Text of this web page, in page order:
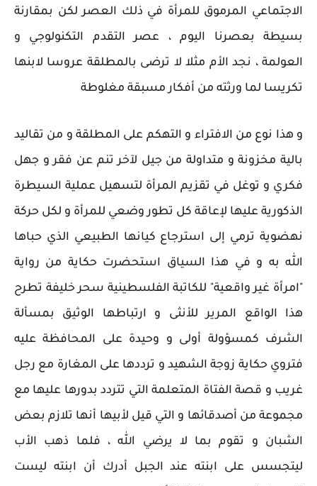
الاجتماعي المرموق للمرأة في ذلك العصر لكن بمقارنة
بسيطة بعصرنا اليوم ، عصر التقدم التكنولوجي و
العولمة ، نجد الأم مثلا لا ترضى بالمطلقة عروسا لابنها
تكريسا لما ورثته من أفكار مسبقة مغلوطة
و هذا نوع من الافتراء و التهكم على المطلقة و من تقاليد
بالية مخزونة و متداولة من جيل لآخر تنم عن فقر و جهل
فكري و توغل في تقزيم المرأة لتسهيل عملية السيطرة
الذكورية عليها لإعاقة كل تطور وضعي للمرأة و لكل حركة
نهضوية ترمي إلى استرجاع كيانها الطبيعي الذي حباها
الله به و في هذا السياق استحضرت حكاية من رواية
"امرأة غير واقعية" للكاتبة الفلسطينية سحر خليفة تطرح
هذا الواقع المرير للأنثى و ارتباطها الوثيق بمسألة
الشرف كمسؤولة أولى و وحيدة على المحافظة عليه
فتروي حكاية زوجة الشهيد و ترددها على المغارة مع رجل
غريب و قصة الفتاة المتعلمة التي تتردد بدورها عليها مع
مجموعة من أصدقائها و التي قيل لأبيها أنها تلازم بعض
الشبان و تقوم بما لا يرضي الله ، فلما ذهب الأب
ليتجسس على ابنته عند الجبل أدرك أن ابنته ليست